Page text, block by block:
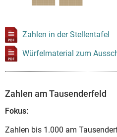
Zahlen in der Stellentafel
Würfelmaterial zum
Zahlen am Tausenderfeld
Fokus:
Zahlen bis 1.000 am